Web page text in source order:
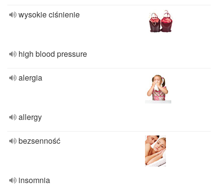
wysokie ciśnienie
high blood pressure
alergia
allergy
bezsenność
insomnia